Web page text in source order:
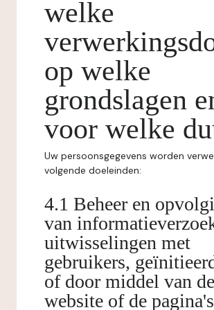
welke
op welke
grondslagen
voor welke
Uw persoonsgegevens worden
volgende doeleinden:
4.1 Beheer en
van
uitwisselingen met
gebruikers,
of door middel van de
website of de